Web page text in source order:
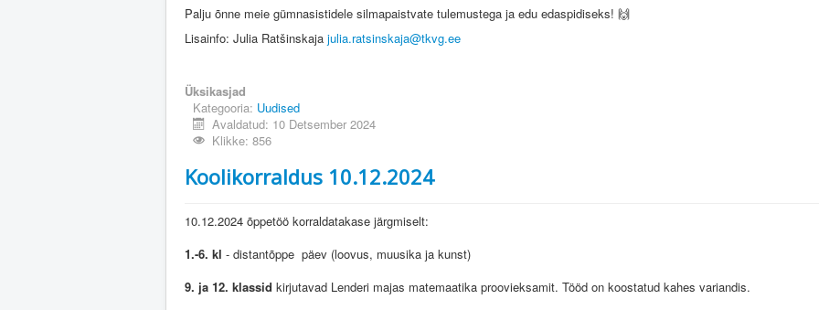
Palju õnne meie gümnasistidele silmapaistvate tulemustega ja edu edaspidiseks! 🙌
Lisainfo: Julia Ratšinskaja julia.ratsinskaja@tkvg.ee
Üksikasjad
Kategooria: Uudised
Avaldatud: 10 Detsember 2024
Klikke: 856
Koolikorraldus 10.12.2024
10.12.2024 õppetöö korraldatakase järgmiselt:
1.-6. kl - distantõppe päev (loovus, muusika ja kunst)
9. ja 12. klassid kirjutavad Lenderi majas matemaatika proovieksamit. Tööd on koostatud kahes variandis.